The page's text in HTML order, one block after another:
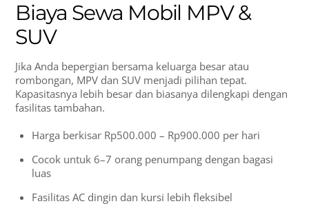
Biaya Sewa Mobil MPV &
SUV
Jika Anda bepergian bersama keluarga besar atau
rombongan, MPV dan SUV menjadi pilihan tepat.
Kapasitasnya lebih besar dan biasanya dilengkapi dengan
fasilitas tambahan.
Harga berkisar Rp500.000 – Rp900.000 per hari
Cocok untuk 6–7 orang penumpang dengan bagasi
luas
Fasilitas AC dingin dan kursi lebih fleksibel